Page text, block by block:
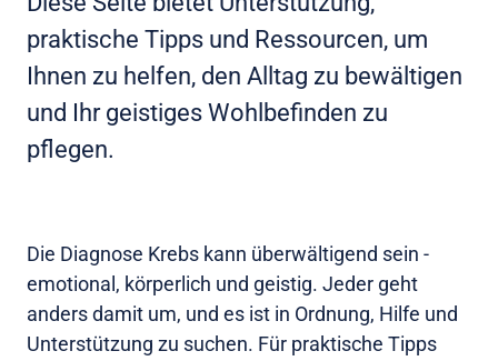
praktische Tipps und Ressourcen, um
Ihnen zu helfen, den Alltag zu bewältigen
und Ihr geistiges Wohlbefinden zu
pflegen.
Die Diagnose Krebs kann überwältigend sein -
emotional, körperlich und geistig. Jeder geht
anders damit um, und es ist in Ordnung, Hilfe und
Unterstützung zu suchen. Für praktische Tipps